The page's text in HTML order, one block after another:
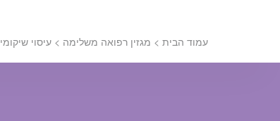
עמוד הבית > מגזין רפואה משלימה > עיסוי שיקומי